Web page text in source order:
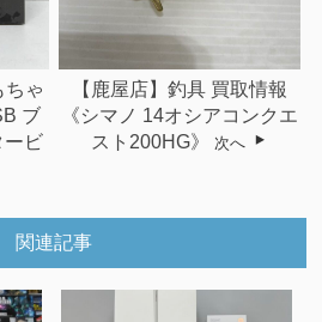
ちゃ
ブ
ービ
【鹿屋店】釣具 買取情報
《シマノ 14オシアコンクエ
スト200HG》
次へ
関連記事